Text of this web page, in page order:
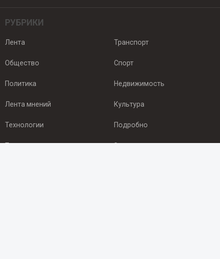
РУБРИКИ
Лента
Общество
Политика
Лента мнений
Технологии
Происшествия
Транспорт
Спорт
Недвижимость
Культура
Подробно
Здоровье